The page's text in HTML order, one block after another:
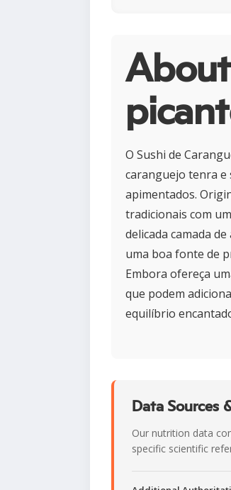
O Sushi de
caranguejo tenra e
apimentados.
tradicionais com
delicada camada
uma boa fonte de
Embora ofereça
que podem
equilíbrio
Data Sources
Our nutrition data
specific scientific